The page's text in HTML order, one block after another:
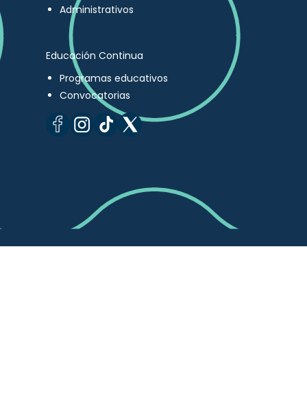
Administrativos
Educación Continua
Programas educativos
Convocatorias